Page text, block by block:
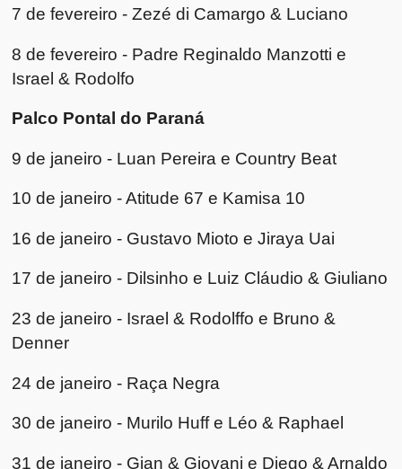
7 de fevereiro - Zezé di Camargo & Luciano
8 de fevereiro - Padre Reginaldo Manzotti e
Israel & Rodolfo
Palco Pontal do Paraná
9 de janeiro - Luan Pereira e Country Beat
10 de janeiro - Atitude 67 e Kamisa 10
16 de janeiro - Gustavo Mioto e Jiraya Uai
17 de janeiro - Dilsinho e Luiz Cláudio & Giuliano
23 de janeiro - Israel & Rodolffo e Bruno &
Denner
24 de janeiro - Raça Negra
30 de janeiro - Murilo Huff e Léo & Raphael
31 de janeiro - Gian & Giovani e Diego & Arnaldo